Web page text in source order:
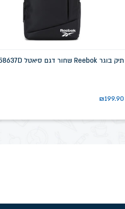
תיק בוגר Reebok שחור דגם סיאטל SN58637D
₪199.90